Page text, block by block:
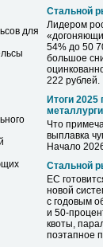
для
Стальной
Лидером
54% до 50
большое
222 рублей.
Итоги
Что
выплавка
Начало
Стальной
ЕС
новой
с годовым
и 50-
квоты,
поэтапное